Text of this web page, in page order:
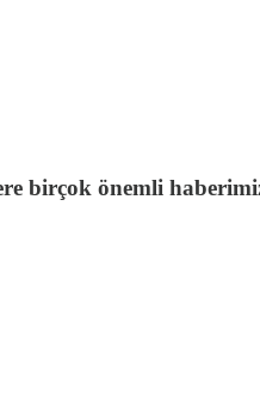
birçok önemli